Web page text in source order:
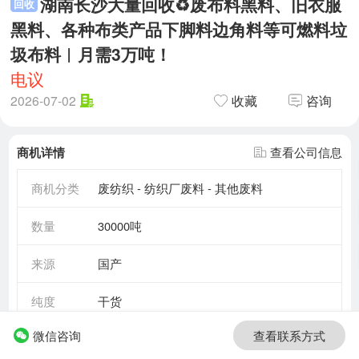
回收
黑料、各种布类产品下脚料边角料等可燃料垃
圾布料︱月需3万吨！
电议
2026-07-02 收藏 咨询
商机详情 查看公司信息
商机分类 废纺织 - 纺织厂废料 - 其他废料
数量 30000吨
来源 国产
纯度 干货
有效期至
微信咨询 查看联系方式